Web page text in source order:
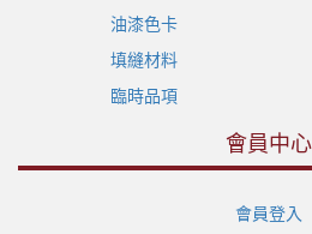
油漆色卡
填縫材料
臨時品項
會員中心
會員登入